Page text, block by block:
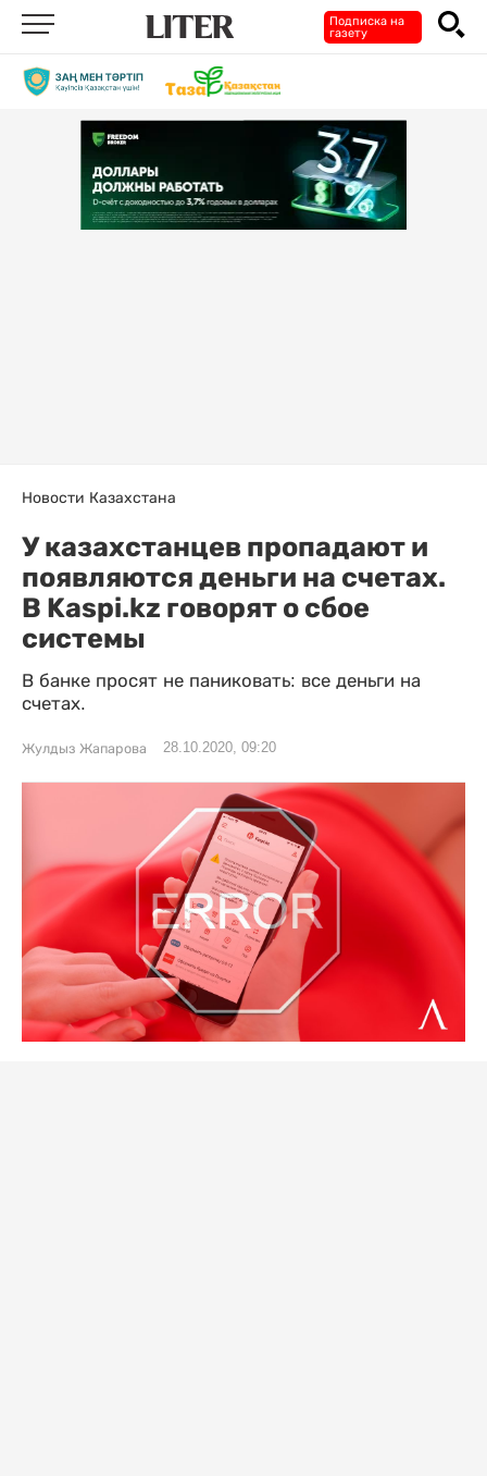
Подписка на
газету
Новости Казахстана
У казахстанцев пропадают и
появляются деньги на счетах.
В Kaspi.kz говорят о сбое
системы
В банке просят не паниковать: все деньги на
счетах.
Жулдыз Жапарова 28.10.2020, 09:20